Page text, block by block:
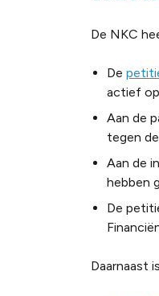
De NKC
De
actief
Aan de
tegen
Aan de
hebben
De
Daarnaast